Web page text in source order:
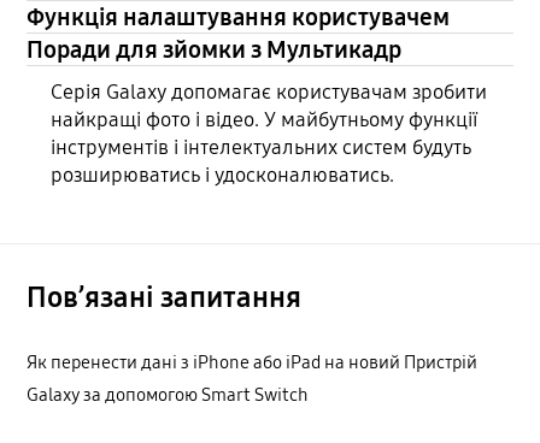
Функція налаштування користувачем
Поради для зйомки з Мультикадр
Серія Galaxy допомагає користувачам зробити
найкращі фото і відео. У майбутньому функції
інструментів і інтелектуальних систем будуть
розширюватись і удосконалюватись.
Пов’язані запитання
Як перенести дані з iPhone або iPad на новий Пристрій
Galaxy за допомогою Smart Switch